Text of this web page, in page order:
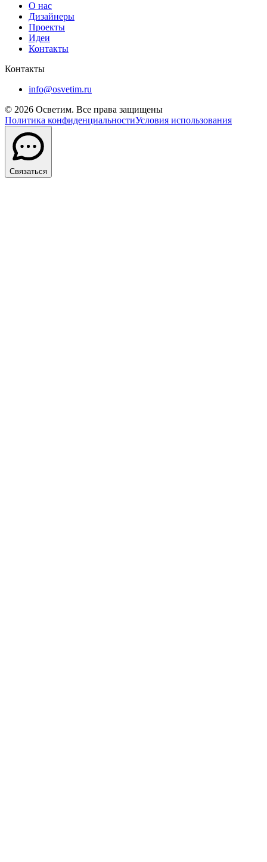
О нас
Дизайнеры
Проекты
Идеи
Контакты
Контакты
info@osvetim.ru
© 2026 Осветим. Все права защищены
Политика конфиденциальностиУсловия использования
Связаться